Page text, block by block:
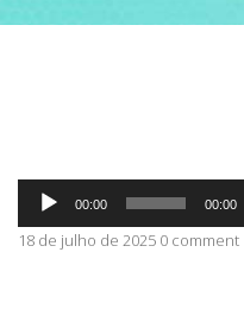
CONTATO
Tocador
áudio
00:00 00:00
18 de julho de 2025 0 comment